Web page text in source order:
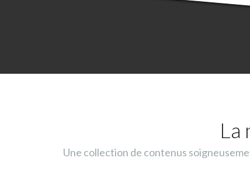
La
Une collection de contenus